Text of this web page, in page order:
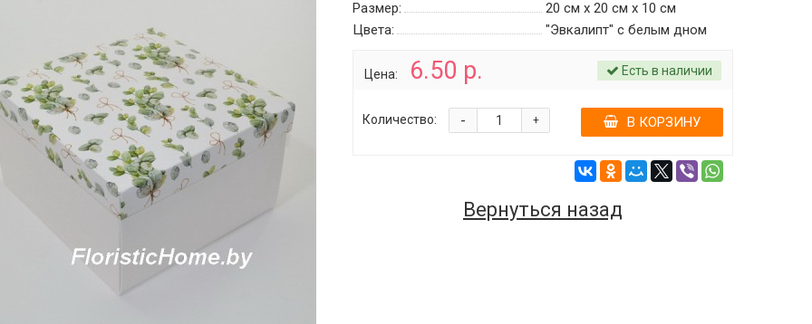
Размер:
20 см х 20 см х 10 см
Цвета:
"Эвкалипт" с белым дном
Цена: 6.50 р. Есть в наличии
Количество: +
- В КОРЗИНУ
Вернуться назад